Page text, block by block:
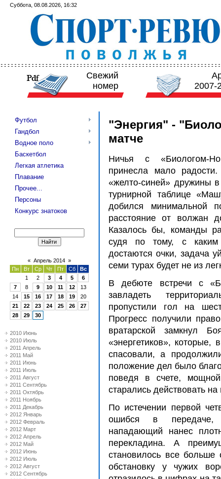
Суббота, 08.08.2026, 16:32
Свежий
номер
2007-
Футбол
Гандбол
Водное поло
Баскетбол
Легкая атлетика
Плавание
Прочее...
Персоны
Конкурс знатоков
« Апрель 2014 »
Пн
Вт Ср Чт Пт Сб
Вс
1
2 3 4 5
6
7
8 9 10 11 12
13
14
15 16 17 18 19
20
21
22 23 24 25 26
27
28
29 30
2010 Июнь
2010 Июль
2011 Апрель
2011 Май
2011 Июнь
2011 Июль
2011 Август
2011 Сентябрь
2011 Октябрь
2011 Ноябрь
2011 Декабрь
2012 Январь
2012 Февраль
2012 Март
2012 Апрель
2012 Май
2012 Июнь
2012 Июль
2012 Август
2012 Сентябрь
"Энергия" -
матче
Ничья с «Биологом-
принесла мало
«желто-синей» дружины
турнирной таблице
добился минимальной
расстояние от волжан
Казалось бы, команды
судя по тому, с каким
достаются очки, задача
семи турах будет не из
В дебюте встречи с
завладеть
пропустили гол на
Прогресс получили
вратарской замкнул
«энергетиков»,
спасовали, а
положение дел было
поведя в счете,
старались действовать на
По истечении первой
ошибся в передаче,
нападающий нанес
перекладина. А
становилось все больше
обстановку у чужих